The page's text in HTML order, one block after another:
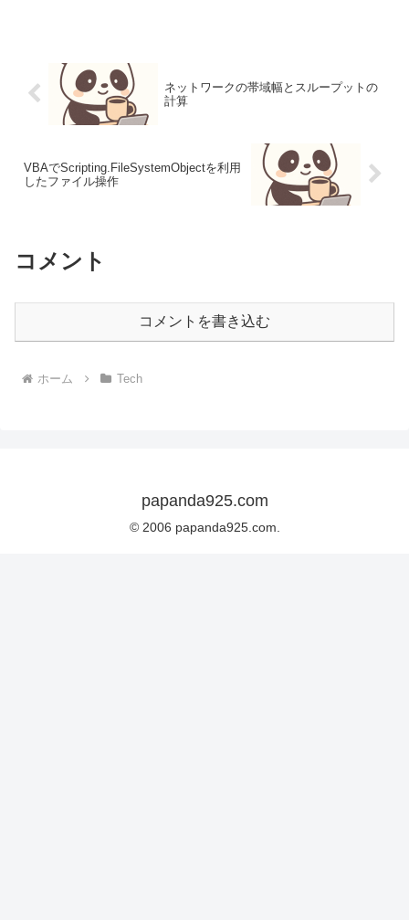
ネットワークの帯域幅とスループットの
計算
VBAでScripting.FileSystemObjectを利用
したファイル操作
コメント
コメントを書き込む
ホーム Tech
papanda925.com
© 2006 papanda925.com.